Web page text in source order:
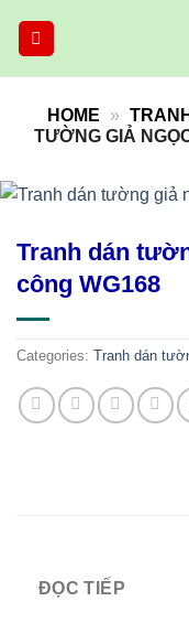
HOME »
TƯỜNG GIẢ
Tranh dán
công WG168
Categories: Tranh dán
ĐỌC TIẾP